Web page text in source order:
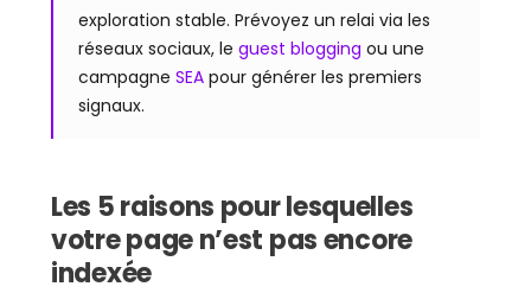
exploration stable. Prévoyez un relai via les
réseaux sociaux, le guest blogging ou une
campagne SEApour générer les premiers
signaux.
Les 5 raisons pour lesquelles
votre page n’est pas encore
indexée